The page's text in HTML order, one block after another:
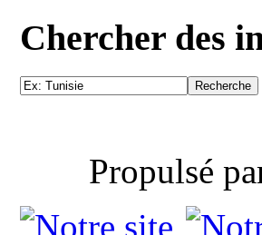
Chercher des
Propulsé